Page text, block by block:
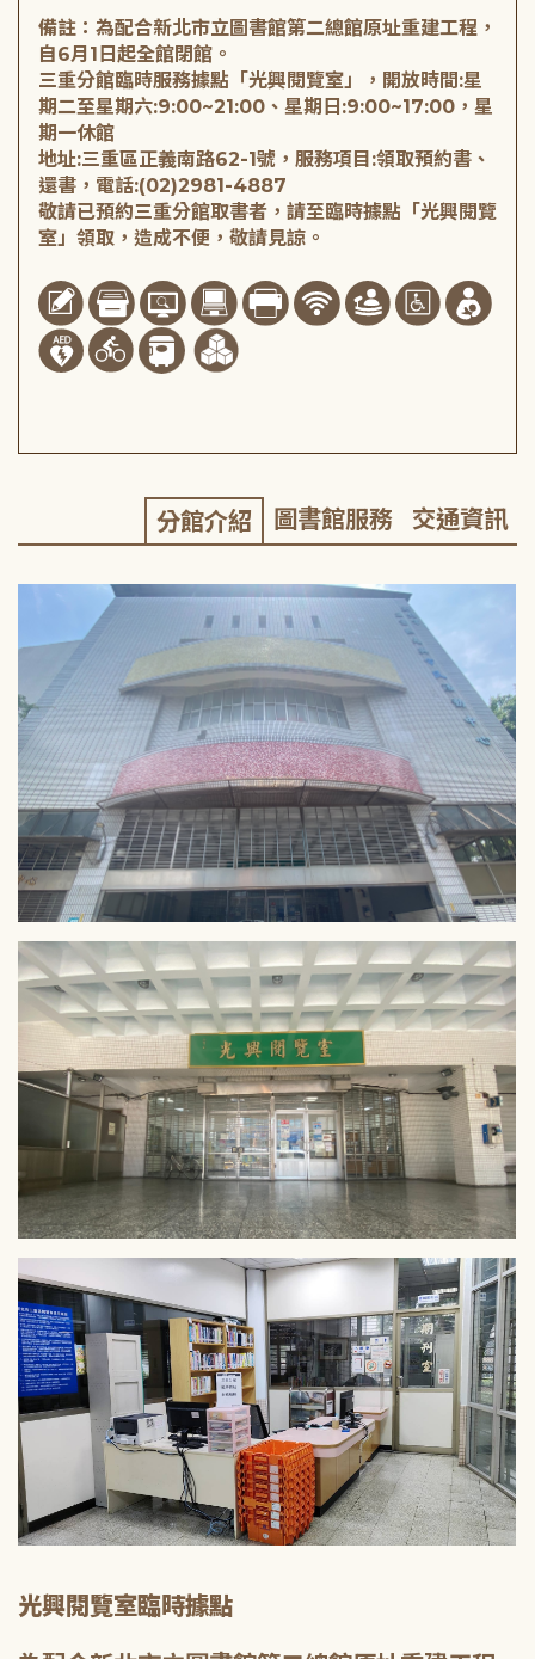
備註：為配合新北市立圖書館第二總館原址重建工程，
自6月1日起全館閉館。
三重分館臨時服務據點「光興閱覽室」，開放時間:星
期二至星期六:9:00~21:00、星期日:9:00~17:00，星
期一休館
地址:三重區正義南路62-1號，服務項目:領取預約書、
還書，電話:(02)2981-4887
敬請已預約三重分館取書者，請至臨時據點「光興閱覽
室」領取，造成不便，敬請見諒。
分館介紹 圖書館服務 交通資訊
光興閱覽室臨時據點